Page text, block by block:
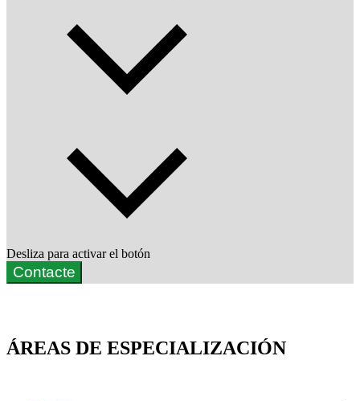
Desliza para activar el botón
Contacte
ÁREAS DE ESPECIALIZACIÓN